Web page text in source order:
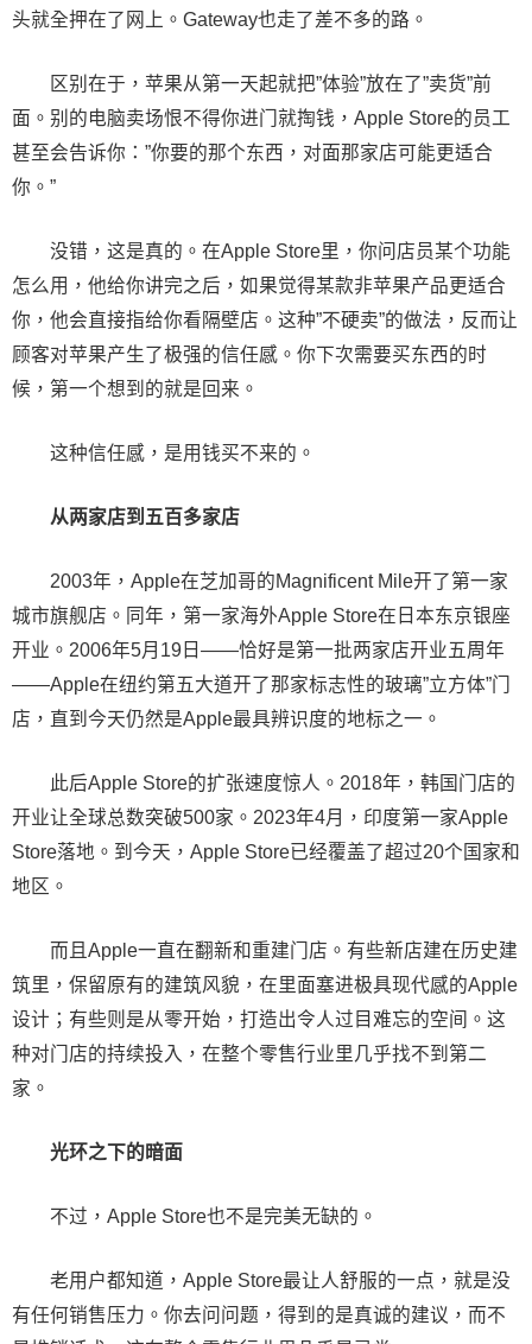
头就全押在了网上。Gateway也走了差不多的路。
区别在于，苹果从第一天起就把”体验”放在了”卖货”前
面。别的电脑卖场恨不得你进门就掏钱，Apple Store的员工
甚至会告诉你：”你要的那个东西，对面那家店可能更适合
你。”
没错，这是真的。在Apple Store里，你问店员某个功能
怎么用，他给你讲完之后，如果觉得某款非苹果产品更适合
你，他会直接指给你看隔壁店。这种”不硬卖”的做法，反而让
顾客对苹果产生了极强的信任感。你下次需要买东西的时
候，第一个想到的就是回来。
这种信任感，是用钱买不来的。
从两家店到五百多家店
2003年，Apple在芝加哥的Magnificent Mile开了第一家
城市旗舰店。同年，第一家海外Apple Store在日本东京银座
开业。2006年5月19日——恰好是第一批两家店开业五周年
——Apple在纽约第五大道开了那家标志性的玻璃”立方体”门
店，直到今天仍然是Apple最具辨识度的地标之一。
此后Apple Store的扩张速度惊人。2018年，韩国门店的
开业让全球总数突破500家。2023年4月，印度第一家Apple
Store落地。到今天，Apple Store已经覆盖了超过20个国家和
地区。
而且Apple一直在翻新和重建门店。有些新店建在历史建
筑里，保留原有的建筑风貌，在里面塞进极具现代感的Apple
设计；有些则是从零开始，打造出令人过目难忘的空间。这
种对门店的持续投入，在整个零售行业里几乎找不到第二
家。
光环之下的暗面
不过，Apple Store也不是完美无缺的。
老用户都知道，Apple Store最让人舒服的一点，就是没
有任何销售压力。你去问问题，得到的是真诚的建议，而不